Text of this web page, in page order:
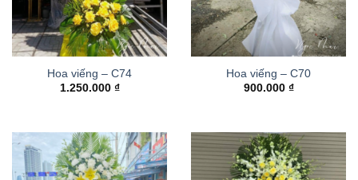
Hoa viếng – C74
1.250.000 ₫
Hoa viếng – C70
900.000 ₫